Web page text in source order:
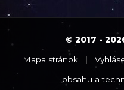
© 2017 -
Mapa stránok |
obsahu a